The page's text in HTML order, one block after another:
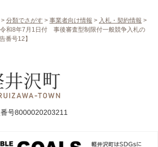
> 分類でさがす > 事業者向け情報 > 入札・契約情報 >
令和8年7月1日付 事後審査型制限付一般競争入札の
番号12】
号8000020203211